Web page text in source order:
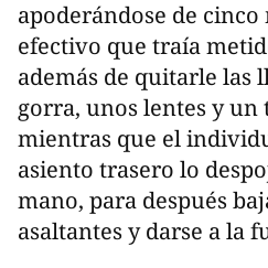
apoderándose de cinco
efectivo que traía
además de quitarle las
gorra, unos lentes y
mientras que el
asiento trasero lo
mano, para después
asaltantes y darse a la